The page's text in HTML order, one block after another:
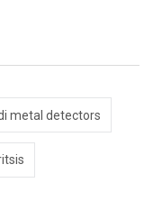
metal detectors